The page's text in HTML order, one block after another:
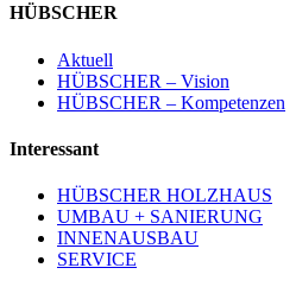
HÜBSCHER
Aktuell
HÜBSCHER – Vision
HÜBSCHER – Kompetenzen
Interessant
HÜBSCHER HOLZHAUS
UMBAU + SANIERUNG
INNENAUSBAU
SERVICE